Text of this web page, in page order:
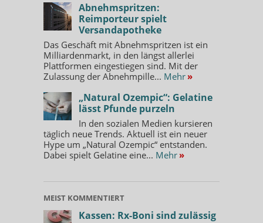
Abnehmspritzen:
Reimporteur spielt
Versandapotheke
Das Geschäft mit Abnehmspritzen ist ein
Milliardenmarkt, in den längst allerlei
Plattformen eingestiegen sind. Mit der
Zulassung der Abnehmpille... Mehr »
„Natural Ozempic“: Gelatine
lässt Pfunde purzeln
In den sozialen Medien kursieren
täglich neue Trends. Aktuell ist ein neuer
Hype um „Natural Ozempic“ entstanden.
Dabei spielt Gelatine eine... Mehr »
MEIST KOMMENTIERT
Kassen: Rx-Boni sind zulässig